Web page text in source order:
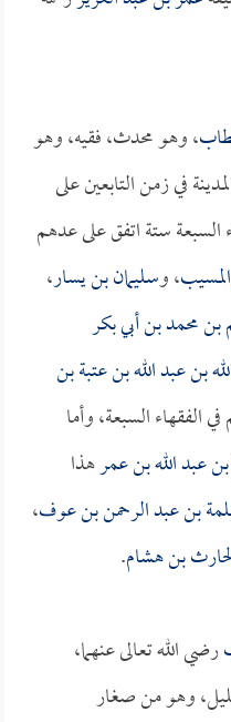
، وهو محدث، فقيه، وهو
في زمن التابعين على
السبعة ستة اتفق على عدهم
، وسليمان بن يسار،
بن محمد بن أبي بكر
بن عبد الله بن عتبة بن
الفقهاء السبعة، وأما
عبد الله بن عمرهذا
بن عبد الرحمن بن عوف،
بن هشام.
رضي الله تعالى عنهما،
وهو من صغار